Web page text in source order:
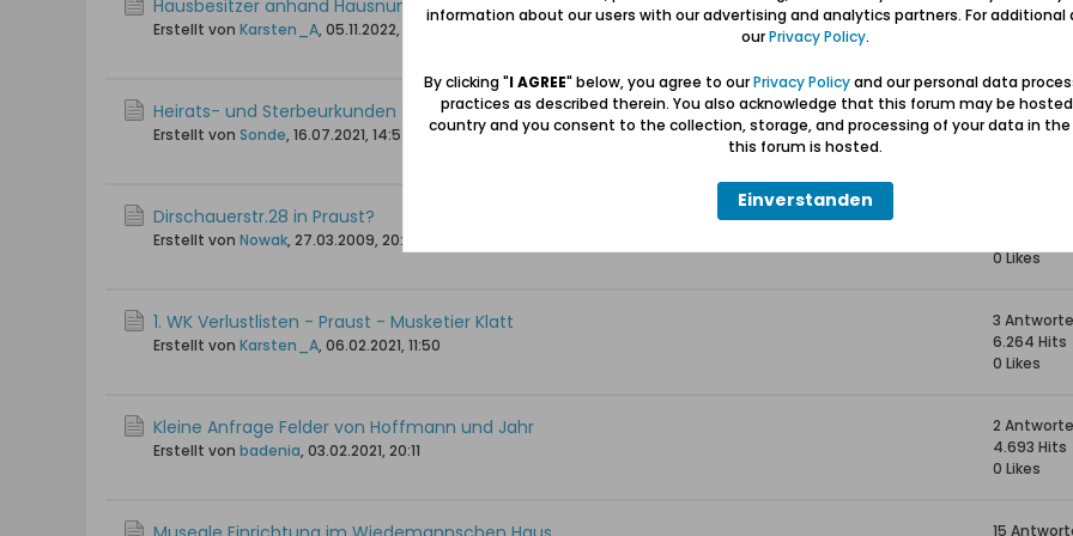
Hausbesitzer anhand Hausnummer gesucht (ca. 1865-1890)
Erstellt von Karsten_A, 05.11.2022, 19:18
10
8.279 Hits
Heirats- und Sterbeurkunden des Standesamts Praust ab 1915 veröffentlicht
Erstellt von Sonde, 16.07.2021, 14:54
6
7.371 Hits
Dirschauerstr.28 in Praust?
Erstellt von Nowak, 27.03.2009, 20:13
0 Likes
1. WK Verlustlisten - Praust - Musketier Klatt
Erstellt von Karsten_A, 06.02.2021, 11:50
3
6.264 Hits
0 Likes
Kleine Anfrage Felder von Hoffmann und Jahr
Erstellt von badenia, 03.02.2021, 20:11
2
4.693 Hits
0 Likes
15
information about our users with our advertising and analytics partners. For additional
ourPrivacy Policy.
By clicking "I AGREE" below, you agree to ourPrivacy Policyand our personal data
practices as described therein. You also acknowledge that this forum may be
country and you consent to the collection, storage, and processing of your data in
this forum is hosted.
Einverstanden